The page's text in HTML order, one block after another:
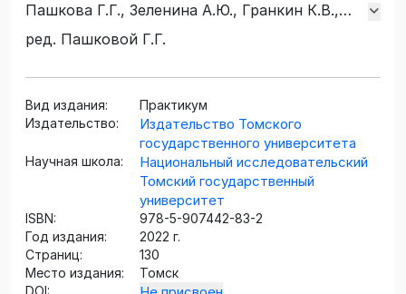
Пашкова Г.Г., Зеленина А.Ю., Гранкин К.В.,
Тюрина Ю.В., Федоринова М.А.
ред. Пашковой Г.Г.
Вид издания:
Практикум
Издательство:
Издательство Томского
государственного университета
Научная школа:
Национальный исследовательский
Томский государственный
университет
ISBN:
978-5-907442-83-2
Год издания:
2022 г.
Страниц:
130
Место издания:
Томск